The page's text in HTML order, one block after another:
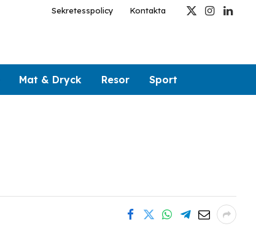
Sekretesspolicy Kontakta
X
Instagram
Mat & Dryck Resor Sport